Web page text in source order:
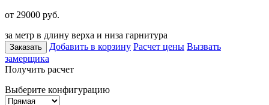
от 29000 руб.
за метр в длину верха и низа гарнитура
Заказать Добавить в корзину Расчет цены Вызвать
замерщика
Получить расчет
Выберите конфигурацию